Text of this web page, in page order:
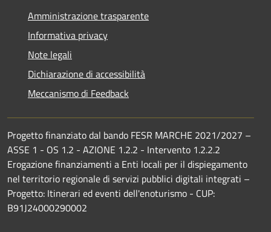
Amministrazione trasparente
Informativa privacy
Note legali
Dichiarazione di accessibilità
Meccanismo di Feedback
Progetto finanziato dal bando FESR MARCHE 2021/2027 –
ASSE 1 - OS 1.2 - AZIONE 1.2.2 - Intervento 1.2.2.2
Erogazione finanziamenti a Enti locali per il dispiegamento
nel territorio regionale di servizi pubblici digitali integrati –
Progetto: Itinerari ed eventi dell'enoturismo - CUP:
B91J24000290002